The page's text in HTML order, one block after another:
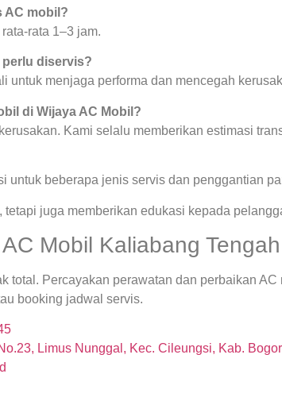
AC mobil?
rata 1–3 jam.
perlu diservis?
untuk menjaga performa dan mencegah
di Wijaya AC Mobil?
Kami selalu memberikan estimasi
untuk beberapa jenis servis dan penggantian
tetapi juga memberikan edukasi kepada
Mobil Kaliabang
total. Percayakan perawatan dan perbaikan
booking jadwal servis.
Limus Nunggal, Kec. Cileungsi, Kab. Bogor